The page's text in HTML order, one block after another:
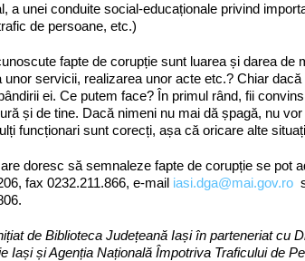
a unei conduite social-educaționale privind
de persoane, etc.)
fapte de corupție sunt luarea și darea de
unor servicii, realizarea unor acte etc.? Chiar
ei. Ce putem face? În primul rând, fii
și de tine. Dacă nimeni nu mai dă șpagă, nu
funcționari sunt corecți, așa că oricare alte
doresc să semnaleze fapte de corupție se pot
fax 0232.211.866, e-mail iasi.dga@mai.gov.ro
de Biblioteca Județeană Iași în parteneriat cu
Iași și Agenția Națională Împotriva Traficului de